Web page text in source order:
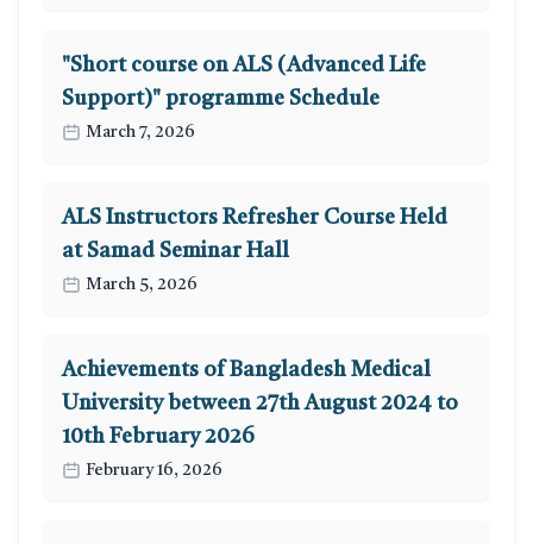
"Short course on ALS (Advanced Life
Support)" programme Schedule
March 7, 2026
ALS Instructors Refresher Course Held
at Samad Seminar Hall
March 5, 2026
Achievements of Bangladesh Medical
University between 27th August 2024 to
10th February 2026
February 16, 2026